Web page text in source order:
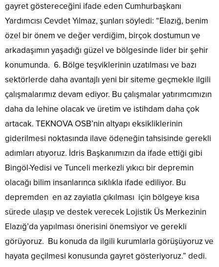
gayret göstereceğini ifade eden Cumhurbaşkanı
Yardımcısı Cevdet Yılmaz, şunları söyledi: “Elazığ, benim
özel bir önem ve değer verdiğim, birçok dostumun ve
arkadaşımın yaşadığı güzel ve bölgesinde lider bir şehir
konumunda. 6. Bölge teşviklerinin uzatılması ve bazı
sektörlerde daha avantajlı yeni bir siteme geçmekle ilgili
çalışmalarımız devam ediyor. Bu çalışmalar yatırımcımızın
daha da lehine olacak ve üretim ve istihdam daha çok
artacak. TEKNOVA OSB’nin altyapı eksikliklerinin
giderilmesi noktasında ilave ödeneğin tahsisinde gerekli
adımları atıyoruz. İdris Başkanımızın da ifade ettiği gibi
Bingöl-Yedisi ve Tunceli merkezli yıkıcı bir depremin
olacağı bilim insanlarınca sıklıkla ifade ediliyor. Bu
depremden en az zayiatla çıkılması için bölgeye kısa
sürede ulaşıp ve destek verecek Lojistik Üs Merkezinin
Elazığ’da yapılması önerisini önemsiyor ve gerekli
görüyoruz. Bu konuda da ilgili kurumlarla görüşüyoruz ve
hayata geçilmesi konusunda gayret gösteriyoruz.” dedi.